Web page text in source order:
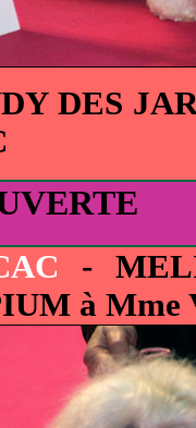
DES
-
à